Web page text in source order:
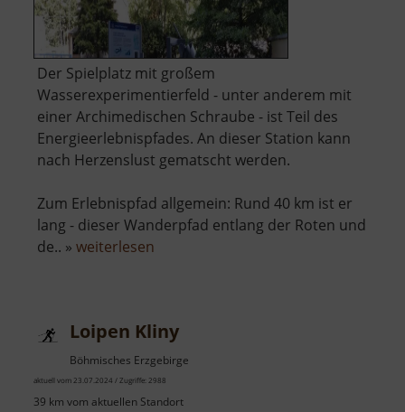
Der Spielplatz mit großem
Wasserexperimentierfeld - unter anderem mit
einer Archimedischen Schraube - ist Teil des
Energieerlebnispfades. An dieser Station kann
nach Herzenslust gematscht werden.
Zum Erlebnispfad allgemein: Rund 40 km ist er
lang - dieser Wanderpfad entlang der Roten und
de.. » weiterlesen
Loipen Kliny
Böhmisches Erzgebirge
aktuell vom 23.07.2024 / Zugriffe: 2988
39 km vom aktuellen Standort